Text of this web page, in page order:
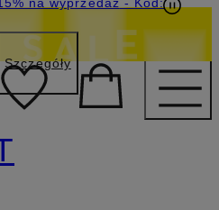
GŁÓWNEJ
Szczegóły